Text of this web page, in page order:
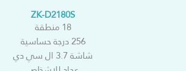
ZK-D2180S
18 منطقة
256 درجة حساسية
شاشة 3.7 ال سي دي